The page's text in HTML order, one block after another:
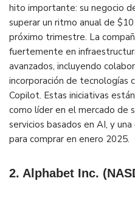
hito importante: su negocio
superar un ritmo anual de
próximo trimestre. La
fuertemente en
avanzados, incluyendo
incorporación de tecnologías
Copilot. Estas iniciativas
como líder en el mercado de
servicios basados en AI, y
para comprar en enero​ 2025.
2. Alphabet Inc.